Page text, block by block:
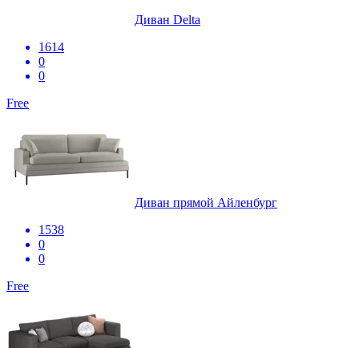
Диван Delta
1614
0
0
Free
Диван прямой Айленбург
1538
0
0
Free